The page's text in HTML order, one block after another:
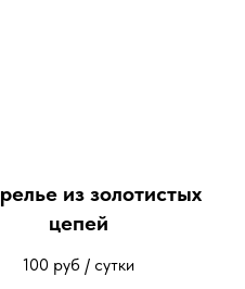
из золотистых
цепей
100 руб / сутки